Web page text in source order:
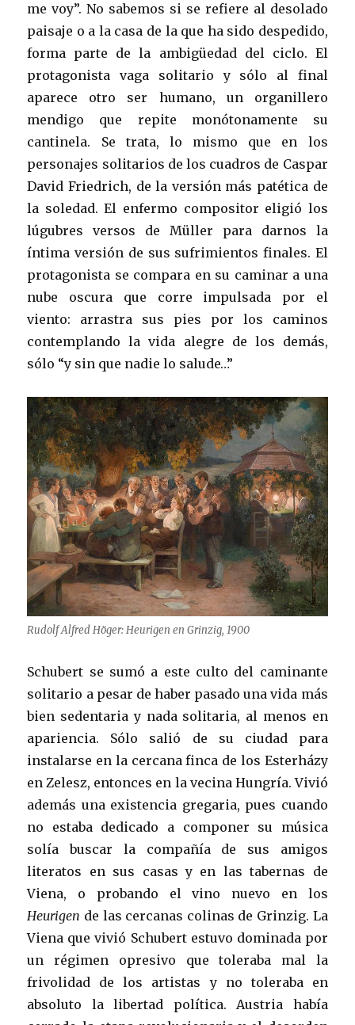
me voy”. No sabemos si se refiere al desolado
paisaje o a la casa de la que ha sido despedido,
forma parte de la ambigüedad del ciclo. El
protagonista vaga solitario y sólo al final
aparece otro ser humano, un organillero
mendigo que repite monótonamente su
cantinela. Se trata, lo mismo que en los
personajes solitarios de los cuadros de Caspar
David Friedrich, de la versión más patética de
la soledad. El enfermo compositor eligió los
lúgubres versos de Müller para darnos la
íntima versión de sus sufrimientos finales. El
protagonista se compara en su caminar a una
nube oscura que corre impulsada por el
viento: arrastra sus pies por los caminos
contemplando la vida alegre de los demás,
sólo “y sin que nadie lo salude…”
Rudolf Alfred Höger: Heurigen en Grinzig, 1900
Schubert se sumó a este culto del caminante
solitario a pesar de haber pasado una vida más
bien sedentaria y nada solitaria, al menos en
apariencia. Sólo salió de su ciudad para
instalarse en la cercana finca de los Esterházy
en Zelesz, entonces en la vecina Hungría. Vivió
además una existencia gregaria, pues cuando
no estaba dedicado a componer su música
solía buscar la compañía de sus amigos
literatos en sus casas y en las tabernas de
Viena, o probando el vino nuevo en los
Heurigen de las cercanas colinas de Grinzig. La
Viena que vivió Schubert estuvo dominada por
un régimen opresivo que toleraba mal la
frivolidad de los artistas y no toleraba en
absoluto la libertad política. Austria había